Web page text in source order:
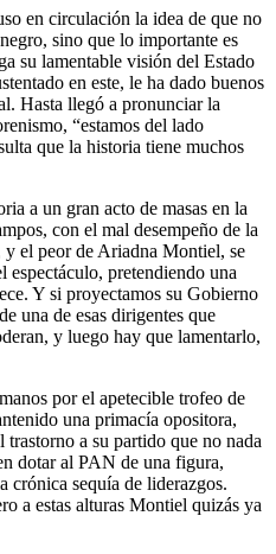
en circulación la idea de que no
sino que lo importante es
su lamentable visión del Estado
en este, le ha dado buenos
Hasta llegó a pronunciar la
“estamos del lado
que la historia tiene muchos
a un gran acto de masas en la
con el mal desempeño de la
el peor de Ariadna Montiel, se
espectáculo, pretendiendo una
Y si proyectamos su Gobierno
una de esas dirigentes que
y luego hay que lamentarlo,
por el apetecible trofeo de
una primacía opositora,
a su partido que no nada
dotar al PAN de una figura,
crónica sequía de liderazgos.
a estas alturas Montiel quizás ya